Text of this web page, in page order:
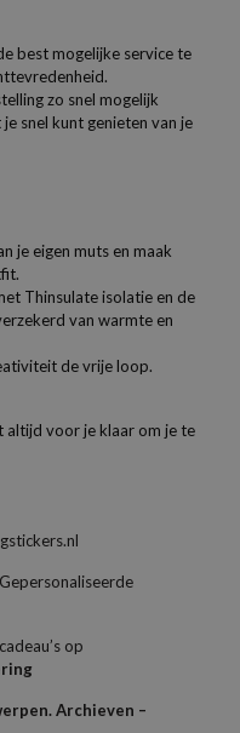
best mogelijke service te
zo snel mogelijk
snel kunt genieten van je
je eigen muts en maak
Thinsulate isolatie en de
van warmte en
de vrije loop.
altijd voor je klaar om je te
op
Archieven –